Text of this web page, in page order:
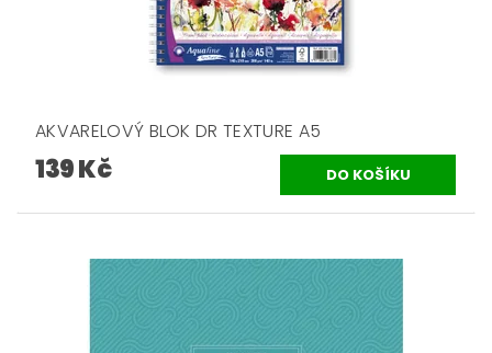
AKVARELOVÝ BLOK DR TEXTURE A5
139 Kč